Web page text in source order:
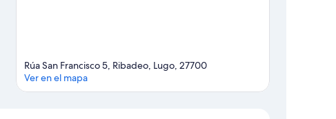
Rúa San Francisco 5, Ribadeo, Lugo, 27700
Ver en el mapa